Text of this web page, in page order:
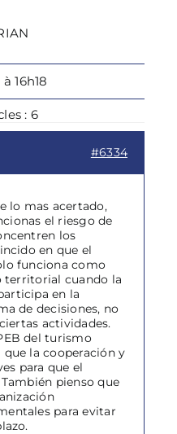
16h18
: 6
#6334
lo mas acertado,
el riesgo de
los
en que el
funciona como
territorial cuando la
en la
de decisiones, no
actividades.
del turismo
la cooperación y
para que el
pienso que
para evitar